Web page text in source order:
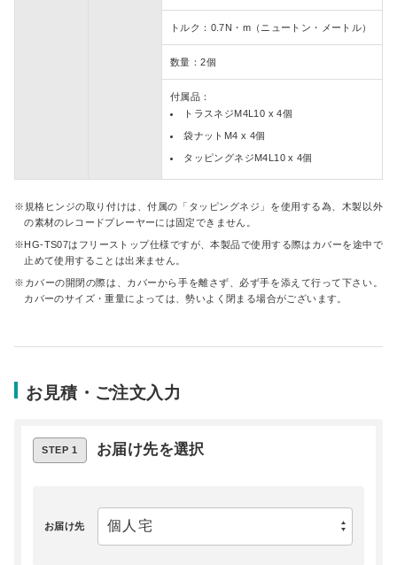
トルク：0.7N・m（ニュートン・メートル）
数量：2個
付属品：
トラスネジM4L10 x 4個
袋ナットM4 x 4個
タッピングネジM4L10 x 4個
規格ヒンジの取り付けは、付属の「タッピングネジ」を使用する為、木製以外
の素材のレコードプレーヤーには固定できません。
HG-TS07はフリーストップ仕様ですが、本製品で使用する際はカバーを途中で
止めて使用することは出来ません。
カバーの開閉の際は、カバーから手を離さず、必ず手を添えて行って下さい。
カバーのサイズ・重量によっては、勢いよく閉まる場合がございます。
お見積・ご注文入力
STEP 1 お届け先を選択
お届け先